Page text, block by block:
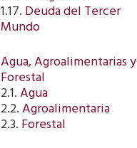
1.17.Deuda del Tercer
Mundo
Agua, Agroalimentarias y
Forestal
2.1.Agua
2.2.Agroalimentaria
2.3.Forestal